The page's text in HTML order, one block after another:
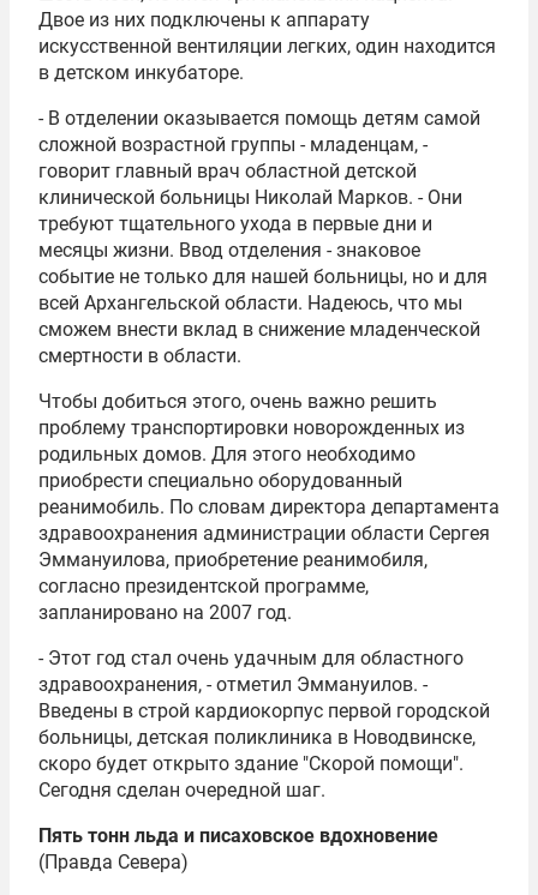
Двое из них подключены к аппарату
искусственной вентиляции легких, один находится
в детском инкубаторе.
- В отделении оказывается помощь детям самой
сложной возрастной группы - младенцам, -
говорит главный врач областной детской
клинической больницы Николай Марков. - Они
требуют тщательного ухода в первые дни и
месяцы жизни. Ввод отделения - знаковое
событие не только для нашей больницы, но и для
всей Архангельской области. Надеюсь, что мы
сможем внести вклад в снижение младенческой
смертности в области.
Чтобы добиться этого, очень важно решить
проблему транспортировки новорожденных из
родильных домов. Для этого необходимо
приобрести специально оборудованный
реанимобиль. По словам директора департамента
здравоохранения администрации области Сергея
Эммануилова, приобретение реанимобиля,
согласно президентской программе,
запланировано на 2007 год.
- Этот год стал очень удачным для областного
здравоохранения, - отметил Эммануилов. -
Введены в строй кардиокорпус первой городской
больницы, детская поликлиника в Новодвинске,
скоро будет открыто здание "Скорой помощи".
Сегодня сделан очередной шаг.
Пять тонн льда и писаховское вдохновение
(Правда Севера)